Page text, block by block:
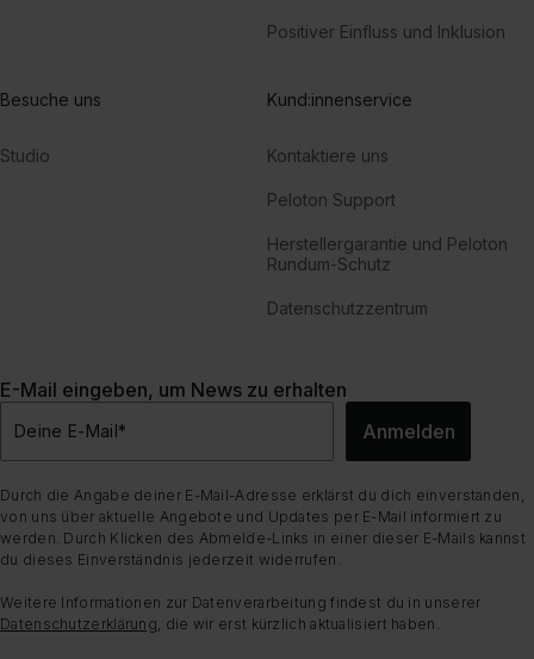
Positiver Einfluss und Inklusion
Besuche uns
Studio
Kund:innenservice
Kontaktiere uns
Peloton Support
Herstellergarantie und Peloton
Rundum-Schutz
Datenschutzzentrum
E-Mail eingeben, um News zu erhalten
Deine E-Mail* Anmelden
Durch die Angabe deiner E-Mail-Adresse erklärst du dich einverstanden,
von uns über aktuelle Angebote und Updates per E-Mail informiert zu
werden. Durch Klicken des Abmelde-Links in einer dieser E-Mails kannst
du dieses Einverständnis jederzeit widerrufen.
Weitere Informationen zur Datenverarbeitung findest du in unserer
Datenschutzerklärung , die wir erst kürzlich aktualisiert haben.